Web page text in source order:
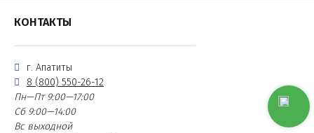
КОНТАКТЫ
г. Апатиты
8 (800) 550-26-12
Пн—Пт 9:00—17:00
Сб 9:00—14:00
Вс выходной